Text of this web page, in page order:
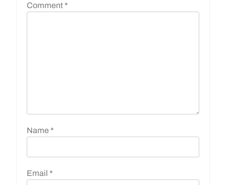
Comment *
Name *
Email *